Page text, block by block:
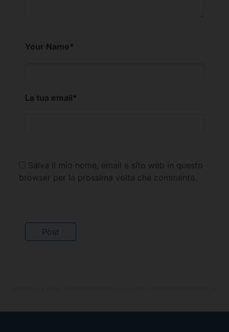
Your Name*
La tua email*
Salva il mio nome, email e sito web in questo
browser per la prossima volta che commento.